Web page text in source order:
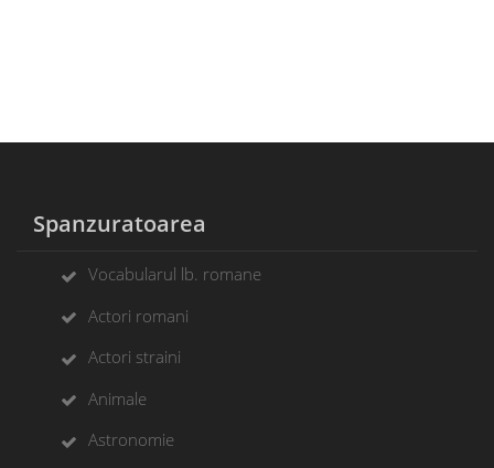
Spanzuratoarea
Vocabularul lb. romane
Actori romani
Actori straini
Animale
Astronomie